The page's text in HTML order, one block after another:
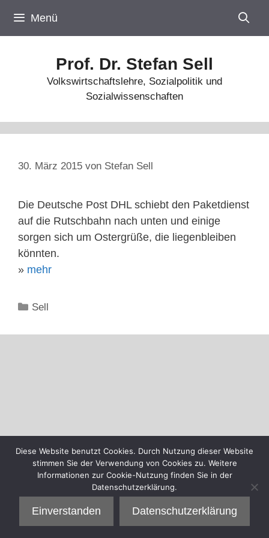
Inhalt
springen
Menü
Prof. Dr. Stefan Sell
Volkswirtschaftslehre, Sozialpolitik und
Sozialwissenschaften
30. März 2015 von Stefan Sell
Die Deutsche Post DHL schiebt den Paketdienst
auf die Rutschbahn nach unten und einige
sorgen sich um Ostergrüße, die liegenbleiben
könnten.
» mehr
Kategorien
Sell
Diese Website benutzt Cookies. Durch Nutzung dieser Website
stimmen Sie der Verwendung von Cookies zu. Weitere
Informationen zur Cookie-Nutzung finden Sie in der
Datenschutzerklärung.
Einverstanden Datenschutzerklärung